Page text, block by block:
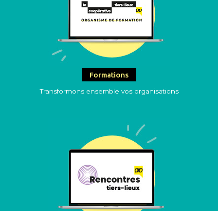
Formations
Transformons ensemble vos organisations